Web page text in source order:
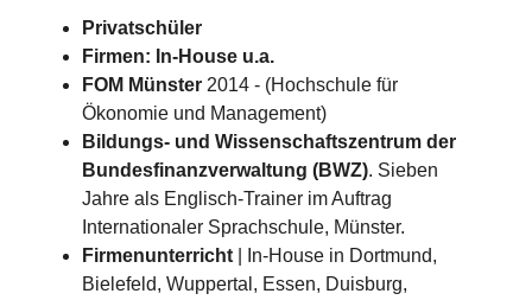
Privatschüler
Firmen: In-House u.a.
FOM Münster2014 - (Hochschule für
Ökonomie und Management)
Bildungs- und Wissenschaftszentrum der
Bundesfinanzverwaltung (BWZ). Sieben
Jahre als Englisch-Trainer im Auftrag
Internationaler Sprachschule, Münster.
Firmenunterricht| In-House in Dortmund,
Bielefeld, Wuppertal, Essen, Duisburg,